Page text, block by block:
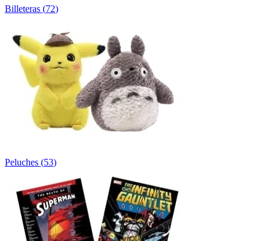
Billeteras (72)
Peluches (53)